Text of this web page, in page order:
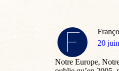
dit
20
Notre Europe,